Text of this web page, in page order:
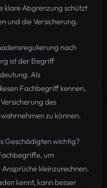
klare Abgrenzung schützt
und die Versicherung.
nach
ist der Begriff
Als
Fachbegriff kennen,
des
zu können.
Geschädigten wichtig?
um
kleinzurechnen.
kennt, kann besser